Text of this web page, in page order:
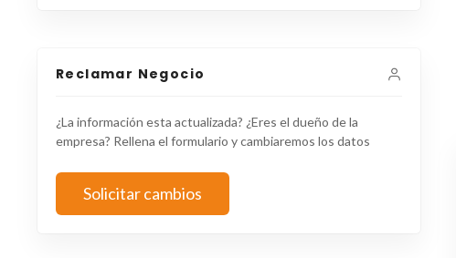
Reclamar Negocio
¿La información esta actualizada? ¿Eres el dueño de la
empresa? Rellena el formulario y cambiaremos los datos
Solicitar cambios